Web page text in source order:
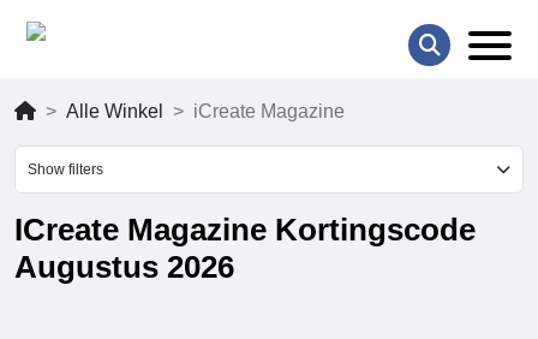
Alle Winkel iCreate Magazine
Show filters
ICreate Magazine Kortingscode
Augustus 2026